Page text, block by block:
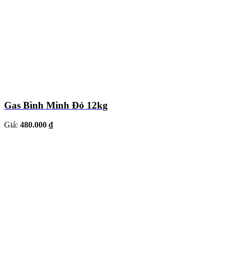
Gas Bình Minh Đỏ 12kg
Giá: 480.000 ₫